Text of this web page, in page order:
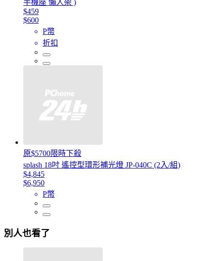
手機座 懶人架 )
$459
$600
P幣
折扣
原$5700限時下殺
splash 18吋 遙控型環形補光燈 JP-040C (2入/組)
$4,845
$6,950
P幣
別人也看了